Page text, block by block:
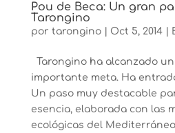
Pou de Beca: Un gran
Tarongino
por tarongino| Oct 5, 2014|
Tarongino ha alcanzado
importante meta. Ha
Un paso muy destacable
esencia, elaborada con las
ecológicas del